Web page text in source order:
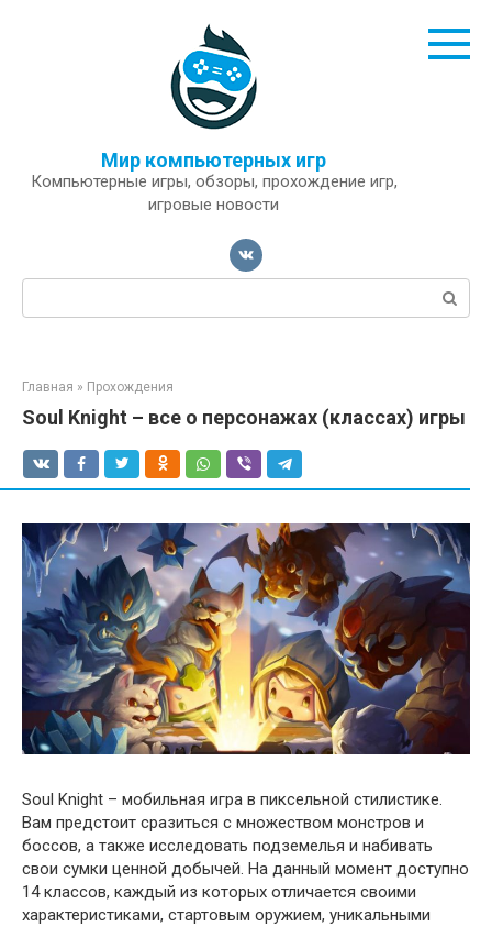
Мир компьютерных игр
Компьютерные игры, обзоры, прохождение игр,
игровые новости
Поиск:
Главная » Прохождения
Soul Knight – все о персонажах (классах) игры
Soul Knight – мобильная игра в пиксельной стилистике.
Вам предстоит сразиться с множеством монстров и
боссов, а также исследовать подземелья и набивать
свои сумки ценной добычей. На данный момент доступно
14 классов, каждый из которых отличается своими
характеристиками, стартовым оружием, уникальными